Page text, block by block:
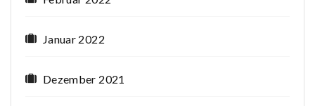
Januar 2022
Dezember 2021